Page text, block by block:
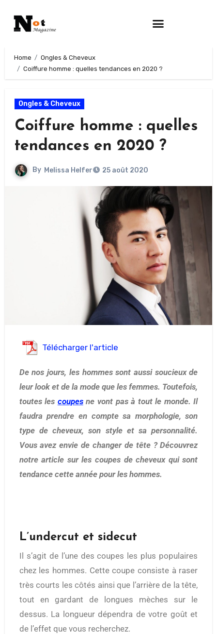
Home
Ongles & Cheveux
Coiffure homme : quelles tendances en 2020 ?
Ongles & Cheveux
Coiffure homme : quelles
tendances en 2020 ?
By Melissa Helfer 25 août 2020
Télécharger l'article
De nos jours, les hommes sont aussi soucieux de
leur look et de la mode que les femmes. Toutefois,
toutes les coupesne vont pas à tout le monde. Il
faudra prendre en compte sa morphologie, son
type de cheveux, son style et sa personnalité.
Vous avez envie de changer de tête ? Découvrez
notre article sur les coupes de cheveux qui sont
tendance cette année pour les hommes.
L’undercut et sidecut
Il s’agit de l’une des coupes les plus populaires
chez les hommes. Cette coupe consiste à raser
très courts les côtés ainsi que l’arrière de la tête,
tout en gardant de longues mèches sur le
dessus. La longueur dépendra de votre goût et
de l’effet que vous recherchez.